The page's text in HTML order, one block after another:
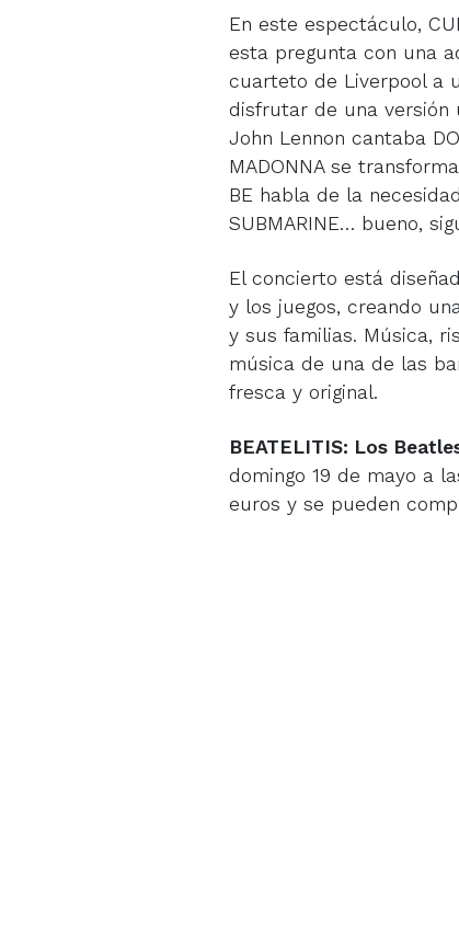
En este espectáculo,
esta pregunta con una
cuarteto de Liverpool a
disfrutar de una versión
John Lennon cantaba
MADONNA se
BE habla de la
SUBMARINE… bueno,
El concierto está
y los juegos, creando
y sus familias. Música,
música de una de las
fresca y original.
BEATELITIS: Los
domingo 19 de mayo a
euros y se pueden